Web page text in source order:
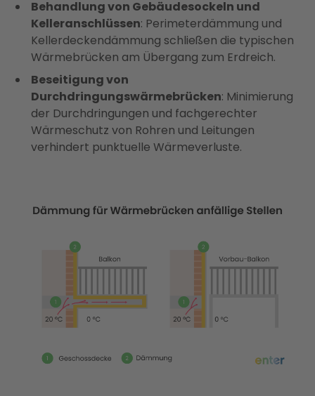
Behandlung von Gebäudesockeln und
Kelleranschlüssen: Perimeterdämmung und
Kellerdeckendämmung schließen die typischen
Wärmebrücken am Übergang zum Erdreich.
Beseitigung von
Durchdringungswärmebrücken: Minimierung
der Durchdringungen und fachgerechter
Wärmeschutz von Rohren und Leitungen
verhindert punktuelle Wärmeverluste.